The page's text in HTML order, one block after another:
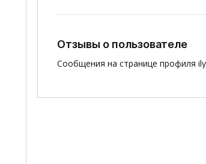
Отзывы о пользователе
Сообщения на странице профиля